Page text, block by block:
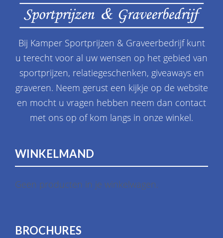
Bij Kamper Sportprijzen & Graveerbedrijf kunt
u terecht voor al uw wensen op het gebied van
sportprijzen, relatiegeschenken, giveaways en
graveren. Neem gerust een kijkje op de website
en mocht u vragen hebben neem dan contact
met ons op of kom langs in onze winkel.
WINKELMAND
Geen producten in je winkelwagen.
BROCHURES